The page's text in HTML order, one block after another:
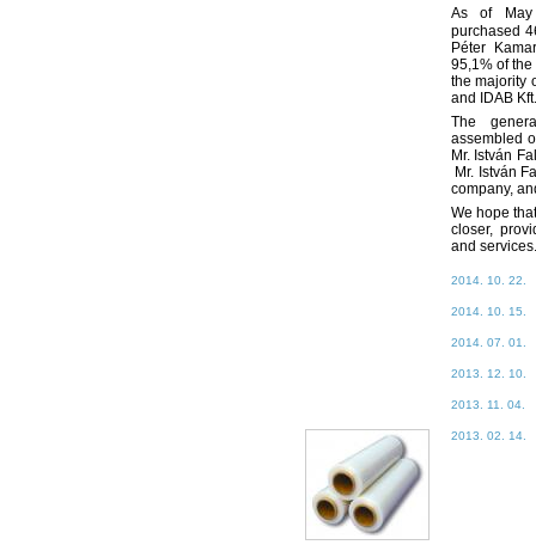
As of May
purchased
Péter
95,1% of
the majority
and IDAB Kft.
The
assembled
Mr. István
Mr. István
company,
We hope
closer,
and services.
2014. 10. 22.
2014. 10. 15.
2014. 07. 01.
2013. 12. 10.
2013. 11. 04.
2013. 02. 14.